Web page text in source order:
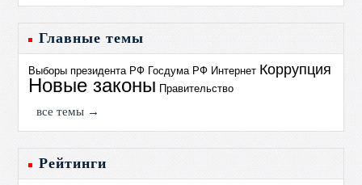
Главные темы
Выборы президента РФ Госдума РФ Интернет Коррупция
Новые законы Правительство
все темы →
Рейтинги